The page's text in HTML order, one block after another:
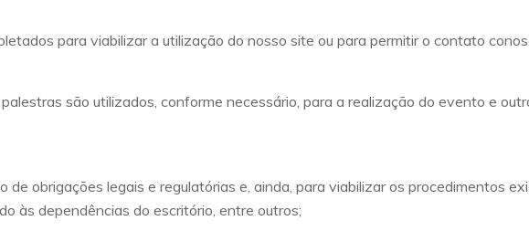
para viabilizar a utilização do nosso site ou para permitir o contato
são utilizados, conforme necessário, para a realização do evento e
obrigações legais e regulatórias e, ainda, para viabilizar os procedimentos
às dependências do escritório, entre outros;